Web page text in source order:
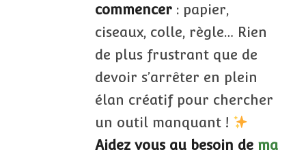
commencer : papier,
ciseaux, colle, règle… Rien
de plus frustrant que de
devoir s’arrêter en plein
élan créatif pour chercher
un outil manquant !
Aidez vous au besoin de ma